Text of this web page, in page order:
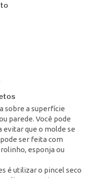
sobre a superfície
parede. Você pode
evitar que o molde se
ser feita com
esponja ou
é utilizar o pincel seco